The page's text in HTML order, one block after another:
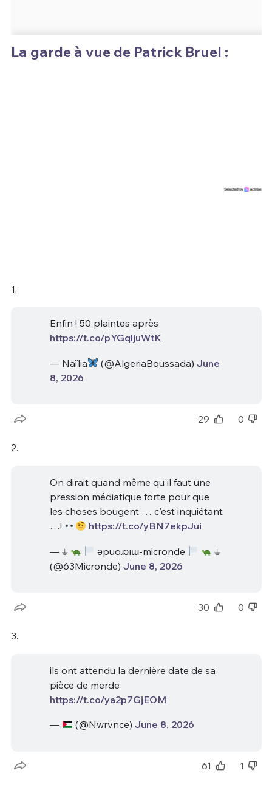
La garde à vue de Patrick Bruel :
1.
Enfin ! 50 plaintes après
https://t.co/pYGqljuWtK
— Naïlia (@AlgeriaBoussada) June
8, 2026
29 0
2.
On dirait quand même qu'il faut une
pression médiatique forte pour que
les choses bougent … c'est inquiétant
…!
https://t.co/yBN7ekpJui
— ⏚ ǝpuoɹɔıɯ-micronde
⏚
(@63Micronde) June 8, 2026
30 0
3.
ils ont attendu la dernière date de sa
pièce de merde
https://t.co/ya2p7GjEOM
— (@Nwrvnce) June 8, 2026
61 1